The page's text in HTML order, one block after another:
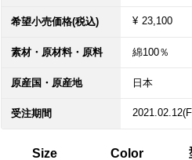
希望小売価格(税込) ¥ 23,100
素材・原材料・原料 綿100％
原産国・原産地 日本
受注期間
Size Color